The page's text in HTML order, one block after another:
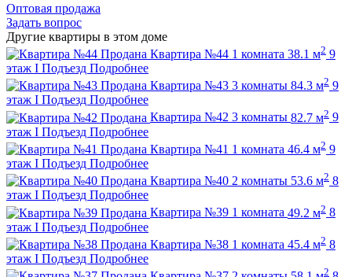
Оптовая продажа
Задать вопрос
Другие квартиры в этом доме
Продана Квартира №44 1 комната 38.1 м2 9
этаж I Подъезд Подробнее
Продана Квартира №43 3 комнаты 84.3 м2 9
этаж I Подъезд Подробнее
Продана Квартира №42 3 комнаты 82.7 м2 9
этаж I Подъезд Подробнее
Продана Квартира №41 1 комната 46.4 м2 9
этаж I Подъезд Подробнее
Продана Квартира №40 2 комнаты 53.6 м2 8
этаж I Подъезд Подробнее
Продана Квартира №39 1 комната 49.2 м2 8
этаж I Подъезд Подробнее
Продана Квартира №38 1 комната 45.4 м2 8
этаж I Подъезд Подробнее
2